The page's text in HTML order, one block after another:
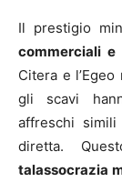
Il prestigio
commerciali e
Citera e
gli scavi
affreschi
diretta.
talassocrazia